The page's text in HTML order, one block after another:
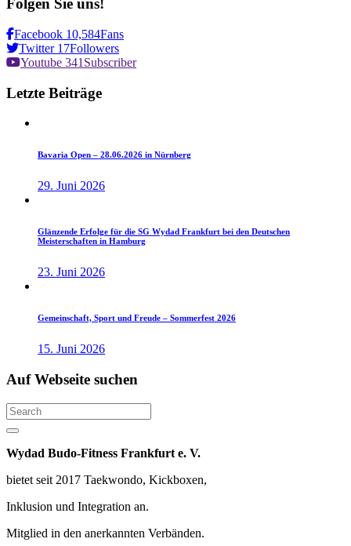
Folgen Sie uns!
Facebook 10,584Fans
Twitter 17Followers
Youtube 341 Subscriber
Letzte Beiträge
Bavaria Open – 28.06.2026 in Nürnberg
29. Juni 2026
Glänzende Erfolge für die SG Wydad Frankfurt bei den Deutschen
Meisterschaften in Hamburg
23. Juni 2026
Gemeinschaft, Sport und Freude – Sommerfest 2026
15. Juni 2026
AufWebseite suchen
Search
Wydad Budo-Fitness Frankfurt e. V.
bietet seit 2017 Taekwondo, Kickboxen,
Inklusion und Integration an.
Mitglied in den anerkannten Verbänden.